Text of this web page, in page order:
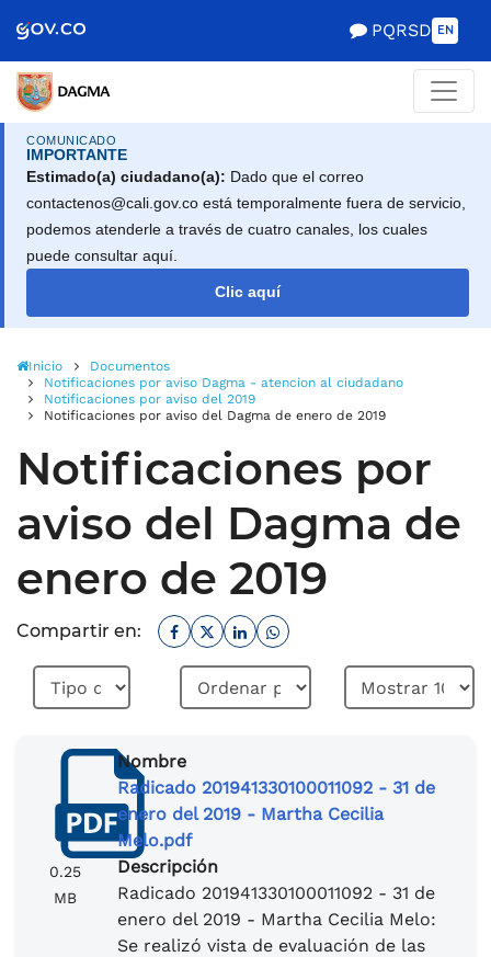
de Gobierno
PQRSD EN
COMUNICADO
IMPORTANTE
Estimado(a) ciudadano(a): Dado que el correo
contactenos@cali.gov.co está temporalmente fuera de servicio,
podemos atenderle a través de cuatro canales, los cuales
puede consultar aquí.
Clic aquí
Inicio
Documentos
Notificaciones por aviso Dagma - atencion al ciudadano
Notificaciones por aviso del 2019
Notificaciones por aviso del Dagma de enero de 2019
Notificaciones por
aviso del Dagma de
enero de 2019
Compartir en: Facebook
TwitterLinkedinWhatsapp
0.25
MB
Nombre
Radicado 201941330100011092 - 31 de
enero del 2019 - Martha Cecilia
Melo.pdf
Descripción
Radicado 201941330100011092 - 31 de
enero del 2019 - Martha Cecilia Melo:
Se realizó vista de evaluación de las